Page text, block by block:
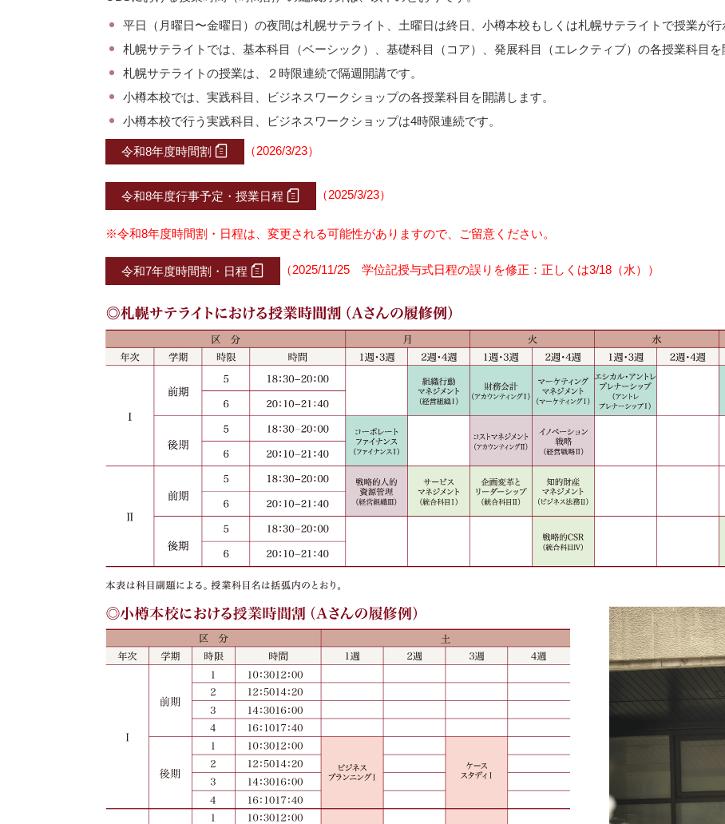
平日（月曜日〜金曜日）の夜間は札幌サテライト、土曜日は終日、小樽本校もしくは札幌サテライトで授業が行
札幌サテライトでは、基本科目（ベーシック）、基礎科目（コア）、発展科目（エレクティブ）の各授業科目を
札幌サテライトの授業は、２時限連続で隔週開講です。
小樽本校では、実践科目、ビジネスワークショップの各授業科目を開講します。
小樽本校で行う実践科目、ビジネスワークショップは4時限連続です。
令和8年度時間割 （2026/3/23）
令和8年度行事予定・授業日程 （2025/3/23）
※令和8年度時間割・日程は、変更される可能性がありますので、ご留意ください。
令和7年度時間割・日程 （2025/11/25 学位記授与式日程の誤りを修正：正しくは3/18（水））